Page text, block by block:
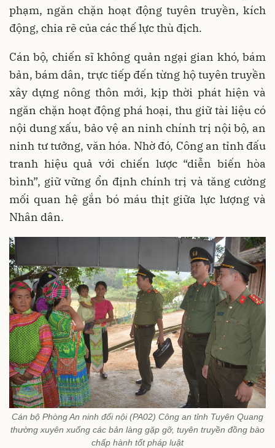
phạm, ngăn chặn hoạt động tuyên truyền, kích
động, chia rẽ của các thế lực thù địch.
Cán bộ, chiến sĩ không quản ngại gian khó, bám
bản, bám dân, trực tiếp đến từng hộ tuyên truyền
xây dựng nông thôn mới, kịp thời phát hiện và
ngăn chặn hoạt động phá hoại, thu giữ tài liệu có
nội dung xấu, bảo vệ an ninh chính trị nội bộ, an
ninh tư tưởng, văn hóa. Nhờ đó, Công an tỉnh đấu
tranh hiệu quả với chiến lược “diễn biến hòa
bình”, giữ vững ổn định chính trị và tăng cường
mối quan hệ gắn bó máu thịt giữa lực lượng và
Nhân dân.
Cán bộ Phòng An ninh đối nội (PA02) Công an tỉnh Tuyên Quang
thường xuyên xuống các bản làng gặp gỡ, tuyên truyền đồng bào
chấp hành tốt pháp luật